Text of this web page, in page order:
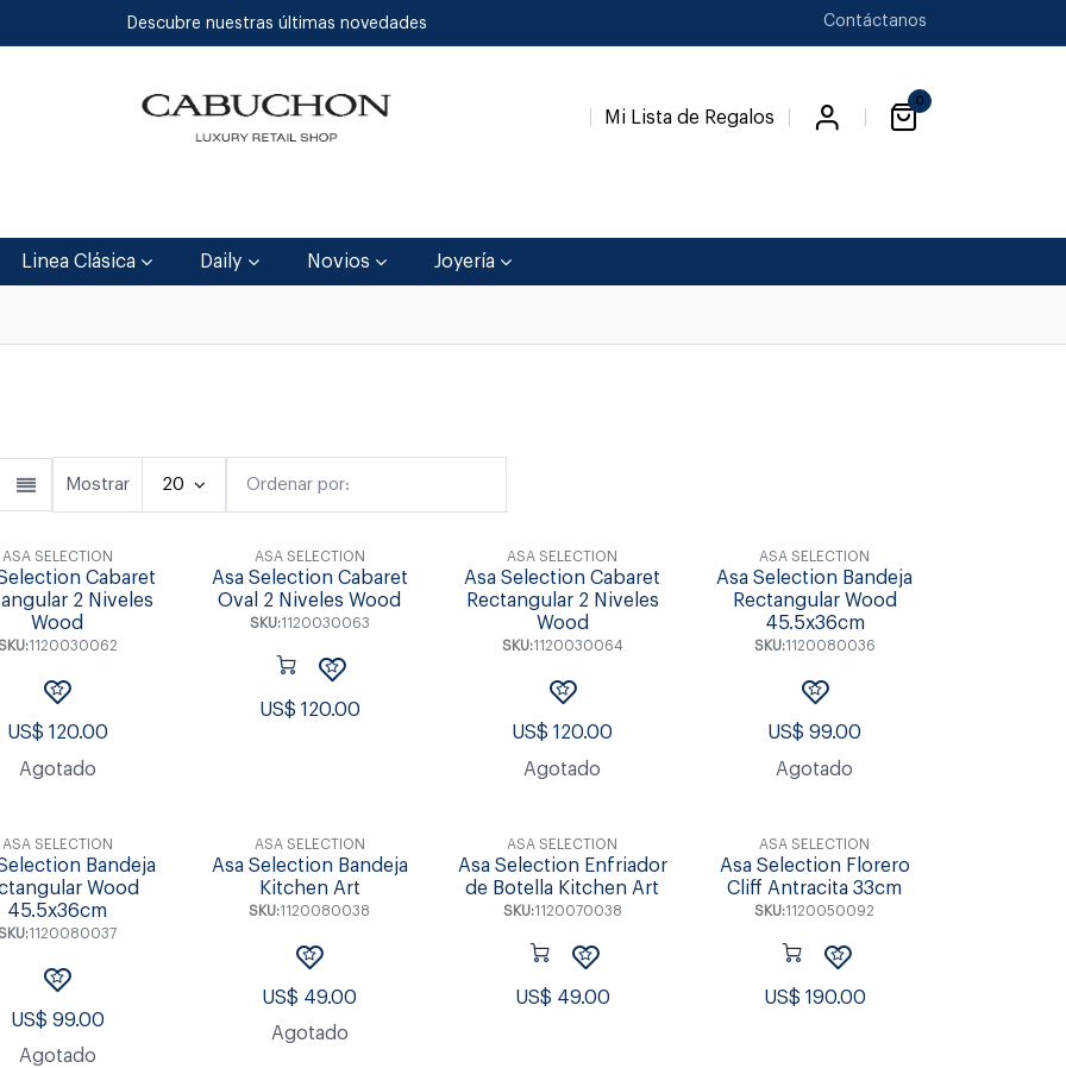
Descubre nuestras últimas novedades Contáctanos
Mi Lista de Regalos
0
Linea Clásica Daily Novios Joyería
Ordenar por:
Mostrar 20
ASA SELECTION
Cabaret
2 Niveles
Wood
1120030062
US$ 120.00
Agotado
ASA SELECTION
Asa Selection Cabaret
Oval 2 Niveles Wood
SKU:1120030063
US$ 120.00
ASA SELECTION
Asa Selection Cabaret
Rectangular 2 Niveles
Wood
SKU:1120030064
US$120.00
Agotado
ASA SELECTION
Asa Selection Bandeja
Rectangular Wood
45.5x36cm
SKU:1120080036
US$99.00
Agotado
ASA SELECTION
Bandeja
Wood
45.5x36cm
1120080037
US$ 99.00
Agotado
ASA SELECTION
Asa Selection Bandeja
Kitchen Art
SKU:1120080038
US$ 49.00
Agotado
ASA SELECTION
Asa Selection Enfriador
de Botella Kitchen Art
SKU:1120070038
US$ 49.00
ASA SELECTION
Asa Selection Florero
Cliff Antracita 33cm
SKU:1120050092
US$ 190.00